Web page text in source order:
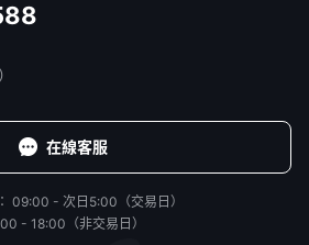
在線客服
09:00 - 次日5:00（交易日）
- 18:00（非交易日）